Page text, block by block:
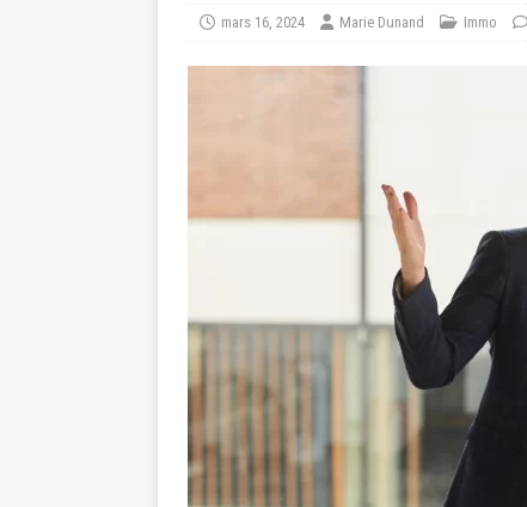
mars 16, 2024 Marie Dunand Immo